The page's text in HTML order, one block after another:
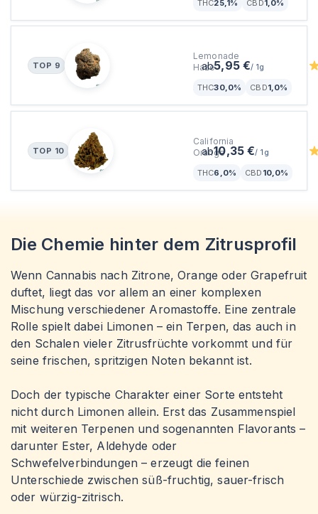
THC25,1% CBD1,0%
TOP 9
Lemonade
Haze
Sativa
THC30,0% CBD1,0%
ab5,95 €/1g
TOP 10
California
Orange
THC6,0% CBD 10,0%
ab10,35 €/1g
Die Chemie hinter dem Zitrusprofil
Wenn Cannabis nach Zitrone, Orange oder Grapefruit
duftet, liegt das vor allem an einer komplexen
Mischung verschiedener Aromastoffe. Eine zentrale
Rolle spielt dabei Limonen – ein Terpen, das auch in
den Schalen vieler Zitrusfrüchte vorkommt und für
seine frischen, spritzigen Noten bekannt ist.
Doch der typische Charakter einer Sorte entsteht
nicht durch Limonen allein. Erst das Zusammenspiel
mit weiteren Terpenen und sogenannten Flavorants –
darunter Ester, Aldehyde oder
Schwefelverbindungen – erzeugt die feinen
Unterschiede zwischen süß-fruchtig, sauer-frisch
oder würzig-zitrisch.